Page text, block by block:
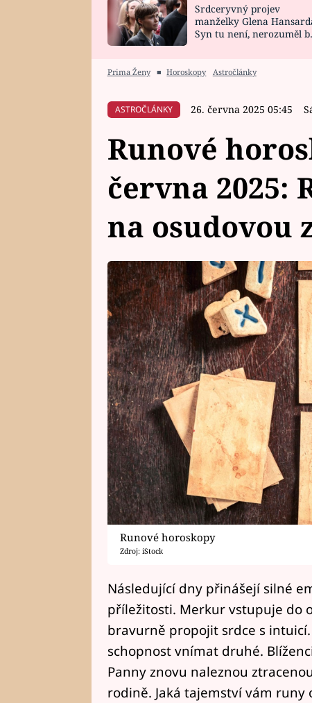
HOROSKOP NA
CELEBRITY
VAŘENÍ
Srdceryvný projev
manželky Glena
Syn tu není, nerozuměl
Prima Ženy ■ Horoskopy Astročlánky
ASTROČLÁNKY 26. června 2025 05:45
Runové
června 2025:
na osudovou
Runové horoskopy
Zdroj: iStock
Následující dny přinášejí silné
příležitosti. Merkur vstupuje do
bravurně propojit srdce s
schopnost vnímat druhé.
Panny znovu naleznou
rodině. Jaká tajemství vám runy